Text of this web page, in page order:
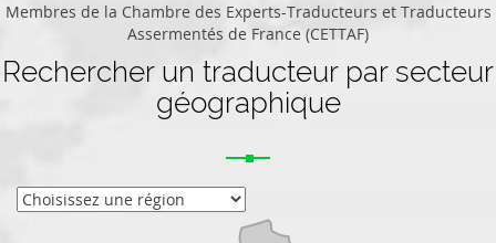
Membres de la Chambre des Experts-Traducteurs et Traducteurs
Assermentés de France (CETTAF)
Rechercher un traducteur par secteur
géographique